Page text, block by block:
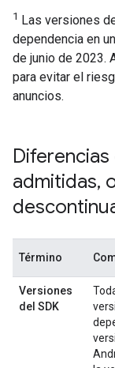
1 Las versiones
dependencia en
de junio de 2023.
para evitar el
anuncios.
admitidas,
Término
Versiones
del SDK